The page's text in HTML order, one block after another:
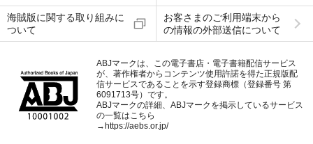
海賊版に関する取り組みに
ついて
お客さまのご利用端末から
の情報の外部送信について
ABJマークは、この電子書店・電子書籍配信サービス
が、著作権者からコンテンツ使用許諾を得た正規版配
信サービスであることを示す登録商標（登録番号 第
6091713号）です。
ABJマークの詳細、ABJマークを掲示しているサービス
の一覧はこちら
→ https://aebs.or.jp/